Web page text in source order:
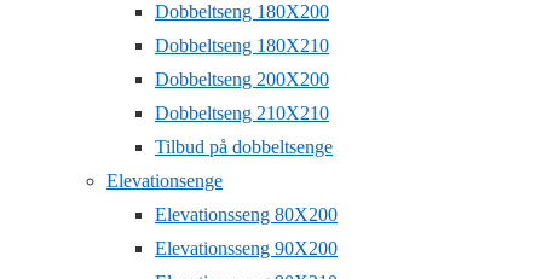
Dobbeltseng 180X200
Dobbeltseng 180X210
Dobbeltseng 200X200
Dobbeltseng 210X210
Tilbud på dobbeltsenge
Elevationsenge
Elevationsseng 80X200
Elevationsseng 90X200